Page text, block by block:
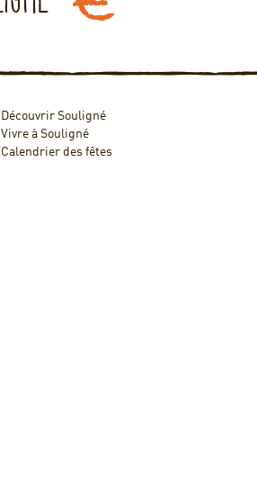
Découvrir Souligné
Vivre à Souligné
Calendrier des fêtes